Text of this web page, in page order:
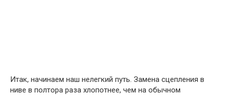
Итак, начинаем наш нелегкий путь. Замена сцепления в
ниве в полтора раза хлопотнее, чем на обычном